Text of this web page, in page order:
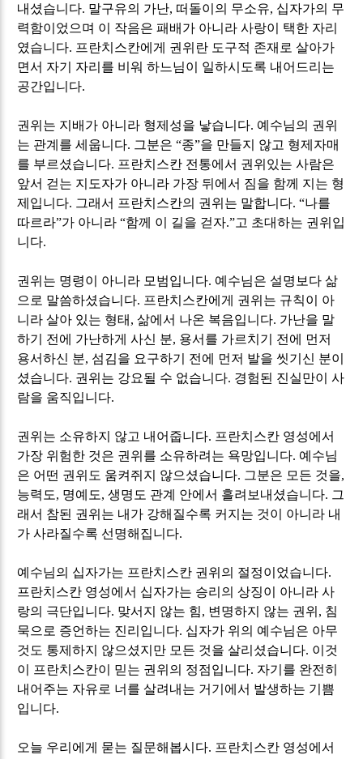
내셨습니다. 말구유의 가난, 떠돌이의 무소유, 십자가의 무
력함이었으며 이 작음은 패배가 아니라 사랑이 택한 자리
였습니다. 프란치스칸에게 권위란 도구적 존재로 살아가
면서 자기 자리를 비워 하느님이 일하시도록 내어드리는
공간입니다.
권위는 지배가 아니라 형제성을 낳습니다. 예수님의 권위
는 관계를 세웁니다. 그분은“종”을 만들지 않고 형제자매
를 부르셨습니다. 프란치스칸 전통에서 권위있는 사람은
앞서 걷는 지도자가 아니라 가장 뒤에서 짐을 함께 지는 형
제입니다. 그래서 프란치스칸의 권위는 말합니다. “나를
따르라”가 아니라“함께 이 길을 걷자.”고 초대하는 권위입
니다.
권위는 명령이 아니라 모범입니다. 예수님은 설명보다 삶
으로 말씀하셨습니다. 프란치스칸에게 권위는 규칙이 아
니라 살아 있는 형태 ,삶에서 나온 복음입니다. 가난을 말
하기 전에 가난하게 사신 분, 용서를 가르치기 전에 먼저
용서하신 분, 섬김을 요구하기 전에 먼저 발을 씻기신 분이
셨습니다. 권위는 강요될 수 없습니다. 경험된 진실만이 사
람을 움직입니다.
권위는 소유하지 않고 내어줍니다. 프란치스칸 영성에서
가장 위험한 것은 권위를 소유하려는 욕망입니다. 예수님
은 어떤 권위도 움켜쥐지 않으셨습니다. 그분은 모든 것을,
능력도, 명예도,생명도 관계 안에서 흘려보내셨습니다. 그
래서 참된 권위는 내가 강해질수록 커지는 것이 아니라 내
가 사라질수록 선명해집니다.
예수님의 십자가는 프란치스칸 권위의 절정이었습니다.
프란치스칸 영성에서 십자가는 승리의 상징이 아니라 사
랑의 극단입니다. 맞서지 않는 힘, 변명하지 않는 권위 , 침
묵으로 증언하는 진리입니다. 십자가 위의 예수님은 아무
것도 통제하지 않으셨지만 모든 것을 살리셨습니다. 이것
이 프란치스칸이 믿는 권위의 정점입니다. 자기를 완전히
내어주는 자유로 너를 살려내는 거기에서 발생하는 기쁨
입니다.
오늘 우리에게 묻는 질문해봅시다. 프란치스칸 영성에서